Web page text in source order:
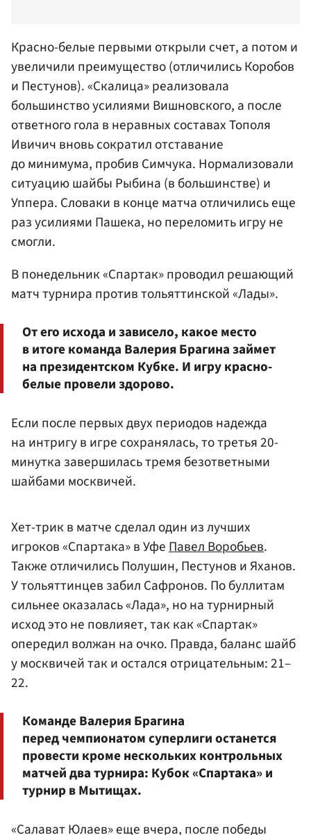
Красно-белые первыми открыли счет, а потом и
увеличили преимущество (отличились Коробов
и Пестунов). «Скалица» реализовала
большинство усилиями Вишновского, а после
ответного гола в неравных составах Тополя
Ивичич вновь сократил отставание
до минимума, пробив Симчука. Нормализовали
ситуацию шайбы Рыбина (в большинстве) и
Уппера. Словаки в конце матча отличились еще
раз усилиями Пашека, но переломить игру не
смогли.
В понедельник «Спартак» проводил решающий
матч турнира против тольяттинской «Лады».
От его исхода и зависело, какое место
в итоге команда Валерия Брагина займет
на президентском Кубке. И игру красно-
белые провели здорово.
Если после первых двух периодов надежда
на интригу в игре сохранялась, то третья 20-
минутка завершилась тремя безответными
шайбами москвичей.
Хет-трик в матче сделал один из лучших
игроков «Спартака» в УфеПавел Воробьев.
Также отличились Полушин, Пестунов и Яханов.
У тольяттинцев забил Сафронов. По буллитам
сильнее оказалась «Лада», но на турнирный
исход это не повлияет, так как «Спартак»
опередил волжан на очко. Правда, баланс шайб
у москвичей так и остался отрицательным: 21–
22.
Команде Валерия Брагина
перед чемпионатом суперлиги останется
провести кроме нескольких контрольных
матчей два турнира: Кубок «Спартака» и
турнир в Мытищах.
«Салават Юлаев» еще вчера, после победы